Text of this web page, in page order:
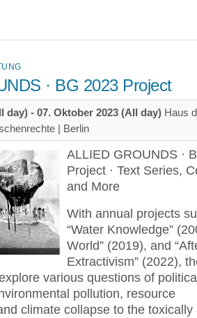
· BG 2023 Project
day) - 07. Oktober 2023 (All day) Haus
| Berlin
ALLIED GROUNDS ·
Project · Text Series,
and More
With annual projects
“Water Knowledge”
World” (2019), and
Extractivism” (2022),
various questions of
pollution, resource
climate collapse to the toxically